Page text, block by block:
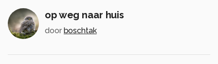
op weg naar huis
door boschtak